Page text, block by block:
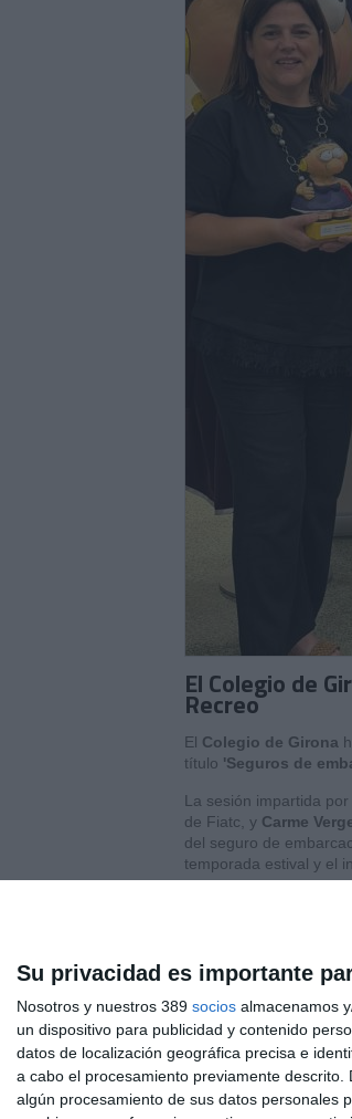
Su privacidad es importante
Nosotros y nuestros 389 socios almacenamos
un dispositivo para publicidad y contenido
datos de localización geográfica precisa e
a cabo el procesamiento previamente
algún procesamiento de sus datos personales
El Colegio de
Recreo
El Colegio de Girona
título 'Seguros de
La sesión impartida por
de Fiatc, y Carme
del seguro de
temporada estival y el
maquinaria, los
habituales de estas
profesionales de la
embarcaciones, los
mantenimiento y
Si quiere recibir